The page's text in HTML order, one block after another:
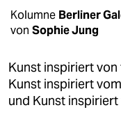
gesellschaft
kultur
sport
Kolumne Berliner
von Sophie Jung
Kunst inspiriert
Kunst inspiriert
und Kunst